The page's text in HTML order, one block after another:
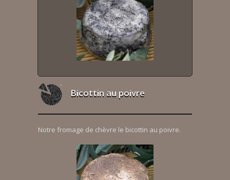
Bicottin au poivre
Notre fromage de chèvre le bicottin au poivre.